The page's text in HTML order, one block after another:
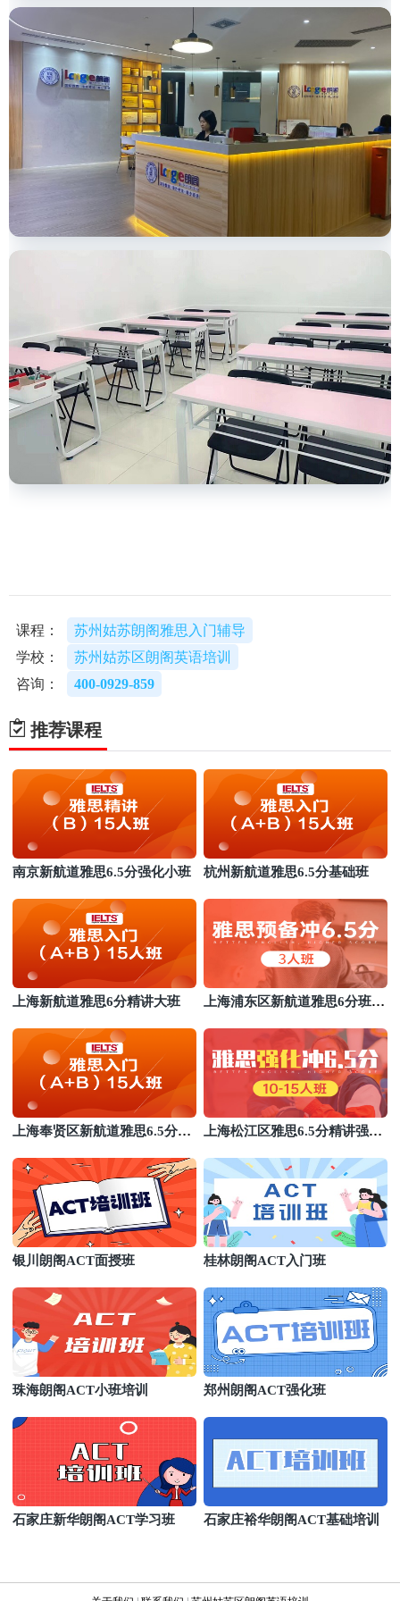
课程：
苏州姑苏朗阁雅思入门辅导
学校：
苏州姑苏区朗阁英语培训
咨询：
400-0929-859
推荐课程
南京新航道雅思6.5分强化小班 杭州新航道雅思6.5分基础班
上海新航道雅思6分精讲大班
上海浦东区新航道雅思6分班基
上海奉贤区新航道雅思6.5分精
上海松江区雅思6.5分精讲强化
银川朗阁ACT面授班 桂林朗阁ACT入门班
珠海朗阁ACT小班培训 郑州朗阁ACT强化班
石家庄新华朗阁ACT学习班 石家庄裕华朗阁ACT基础培训